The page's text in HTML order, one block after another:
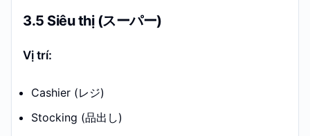
3.5 Siêu thị (スーパー)
Vị trí:
Cashier (レジ)
Stocking (品出し)